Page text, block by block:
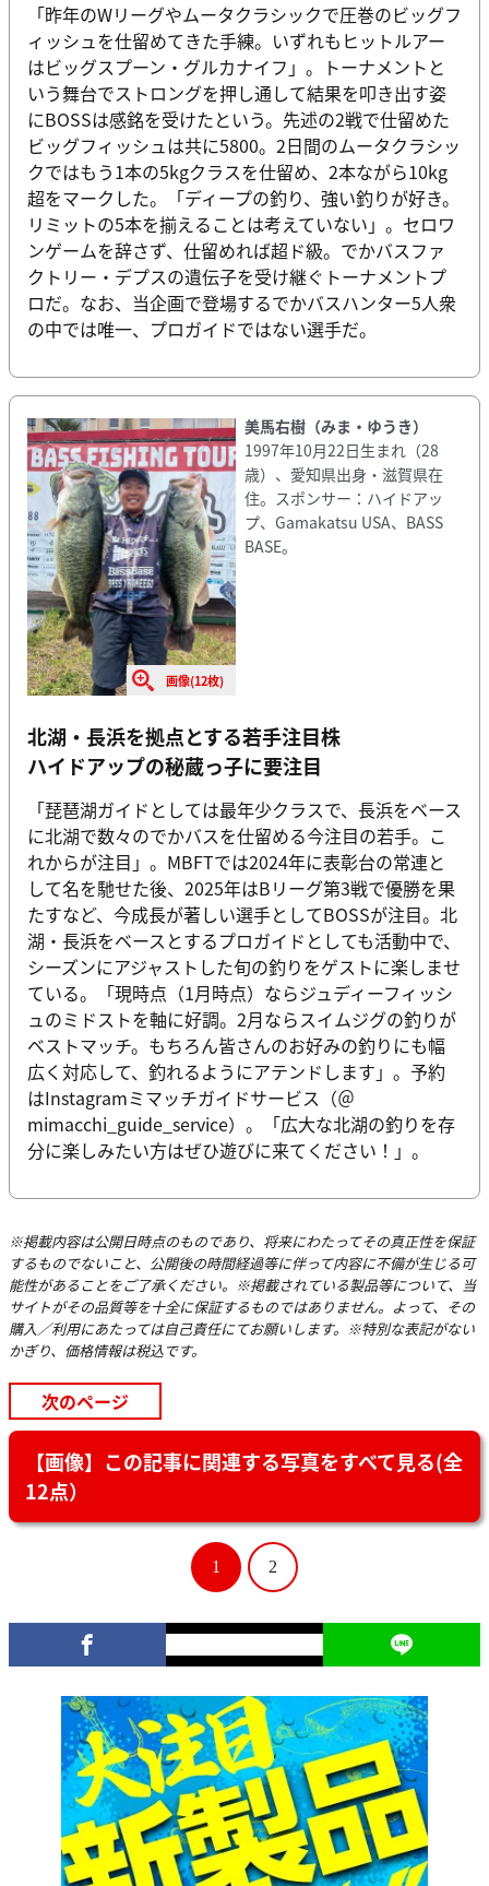
「昨年のWリーグやムータクラシックで圧巻のビッグフ
ィッシュを仕留めてきた手練。いずれもヒットルアー
はビッグスプーン・グルカナイフ」。トーナメントと
いう舞台でストロングを押し通して結果を叩き出す姿
にBOSSは感銘を受けたという。先述の2戦で仕留めた
ビッグフィッシュは共に5800。2日間のムータクラシッ
クではもう1本の5kgクラスを仕留め、2本ながら10kg
超をマークした。「ディープの釣り、強い釣りが好き。
リミットの5本を揃えることは考えていない」。セロワ
ンゲームを辞さず、仕留めれば超ド級。でかバスファ
クトリー・デプスの遺伝子を受け継ぐトーナメントプ
ロだ。なお、当企画で登場するでかバスハンター5人衆
の中では唯一、プロガイドではない選手だ。
画像(12枚)
美馬右樹（みま・ゆうき）
1997年10月22日生まれ（28
歳）、愛知県出身・滋賀県在
住。スポンサー：ハイドアッ
プ、Gamakatsu USA、BASS
BASE。
北湖・長浜を拠点とする若手注目株
ハイドアップの秘蔵っ子に要注目
「琵琶湖ガイドとしては最年少クラスで、長浜をベース
に北湖で数々のでかバスを仕留める今注目の若手。こ
れからが注目」。MBFTでは2024年に表彰台の常連と
して名を馳せた後、2025年はBリーグ第3戦で優勝を果
たすなど、今成長が著しい選手としてBOSSが注目。北
湖・長浜をベースとするプロガイドとしても活動中で、
シーズンにアジャストした旬の釣りをゲストに楽しませ
ている。「現時点（1月時点）ならジュディーフィッシ
ュのミドストを軸に好調。2月ならスイムジグの釣りが
ベストマッチ。もちろん皆さんのお好みの釣りにも幅
広く対応して、釣れるようにアテンドします」。予約
はInstagramミマッチガイドサービス（＠
mimacchi_guide_service）。「広大な北湖の釣りを存
分に楽しみたい方はぜひ遊びに来てください！」。
※掲載内容は公開日時点のものであり、将来にわたってその真正性を保証
するものでないこと、公開後の時間経過等に伴って内容に不備が生じる可
能性があることをご了承ください。※掲載されている製品等について、当
サイトがその品質等を十全に保証するものではありません。よって、その
購入／利用にあたっては自己責任にてお願いします。※特別な表記がない
かぎり、価格情報は税込です。
次のページ
【画像】この記事に関連する写真をすべて見る(全
12点）
1 2